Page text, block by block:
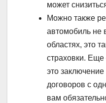
может
Можно также
автомобиль не
областях, это
страховки. Еще
это
договоров с
вам